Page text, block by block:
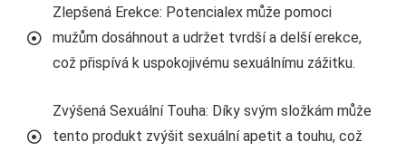
Zlepšená Erekce: Potencialex může pomoci
mužům dosáhnout a udržet tvrdší a delší erekce,
což přispívá k uspokojivému sexuálnímu zážitku.
Zvýšená Sexuální Touha: Díky svým složkám může
tento produkt zvýšit sexuální apetit a touhu, což